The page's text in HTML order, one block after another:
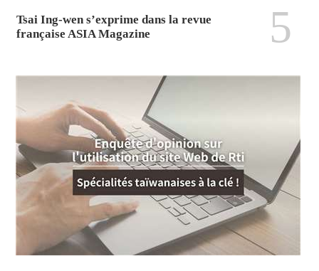
Tsai Ing-wen s’exprime dans la revue
française ASIA Magazine
5